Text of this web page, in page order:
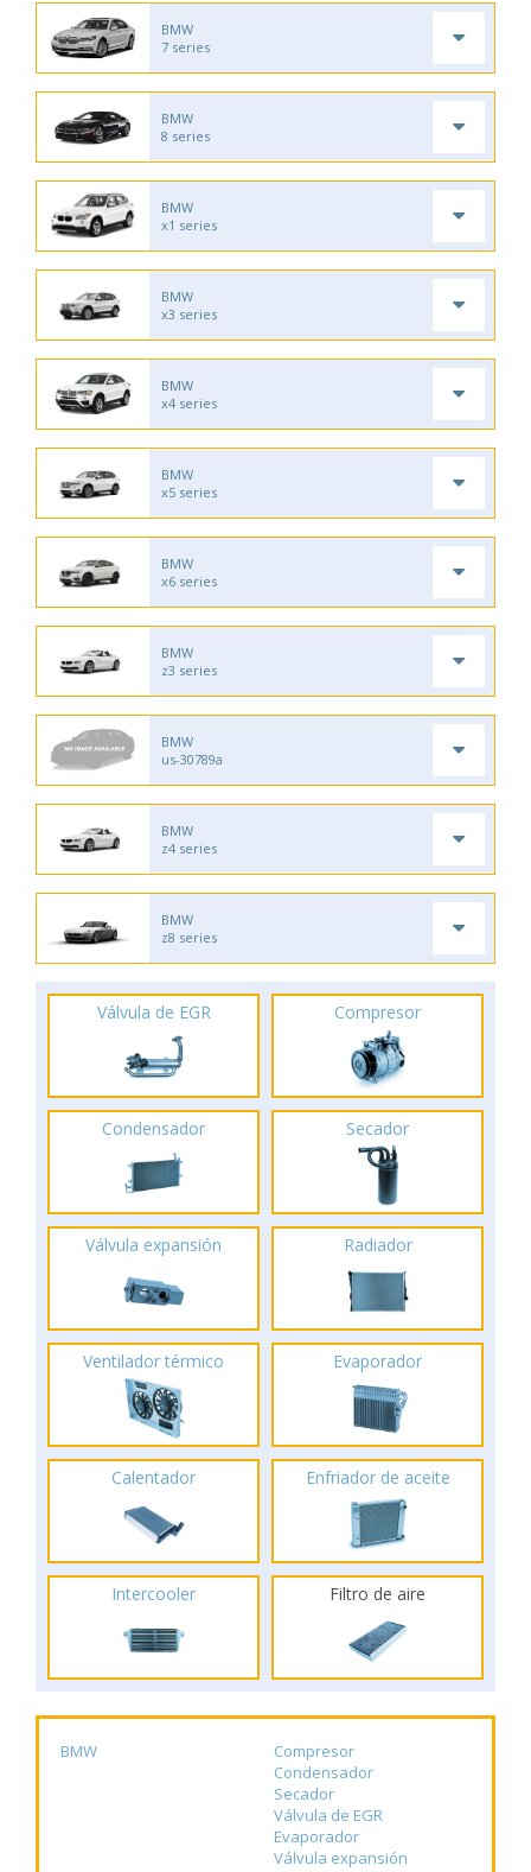
BMW
7 series
BMW
8 series
BMW
x1 series
BMW
x3 series
BMW
x4 series
BMW
x5 series
BMW
x6 series
BMW
z3 series
BMW
us-30789a
BMW
z4 series
BMW
z8 series
Válvula de EGR Compresor
Condensador Secador
Válvula expansión Radiador
Ventilador térmico Evaporador
Calentador Enfriador de aceite
Intercooler Filtro de aire
BMW
Compresor
Condensador
Secador
Válvula de EGR
Evaporador
Válvula expansión